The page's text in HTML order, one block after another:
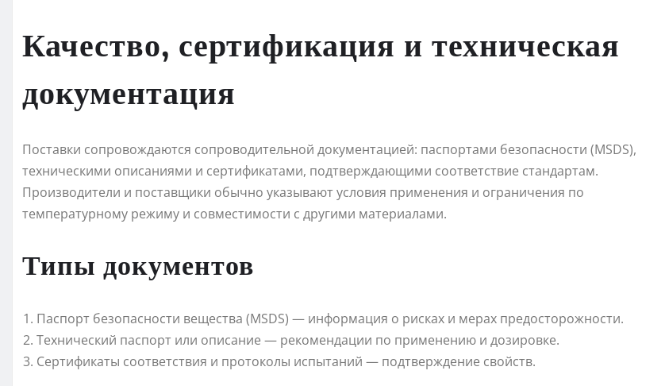
Качество, сертификация и техническая
документация
Поставки сопровождаются сопроводительной документацией: паспортами безопасности (MSDS),
техническими описаниями и сертификатами, подтверждающими соответствие стандартам.
Производители и поставщики обычно указывают условия применения и ограничения по
температурному режиму и совместимости с другими материалами.
Типы документов
Паспорт безопасности вещества (MSDS) — информация о рисках и мерах предосторожности.
Технический паспорт или описание — рекомендации по применению и дозировке.
Сертификаты соответствия и протоколы испытаний — подтверждение свойств.